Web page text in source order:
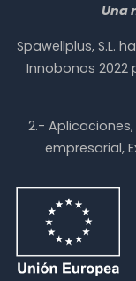
Una
Spawellplus, S.L.
Innobonos 2022
2.-
empresarial,